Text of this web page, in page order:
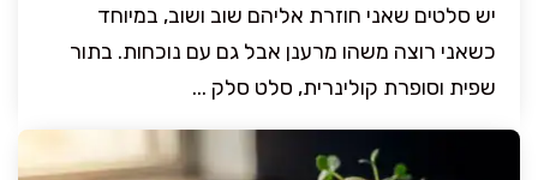
יש סלטים שאני חוזרת אליהם שוב ושוב, במיוחד
כשאני רוצה משהו מרענן אבל גם עם נוכחות. בתור
שפית וסופרת קולינרית, סלט סלק ...